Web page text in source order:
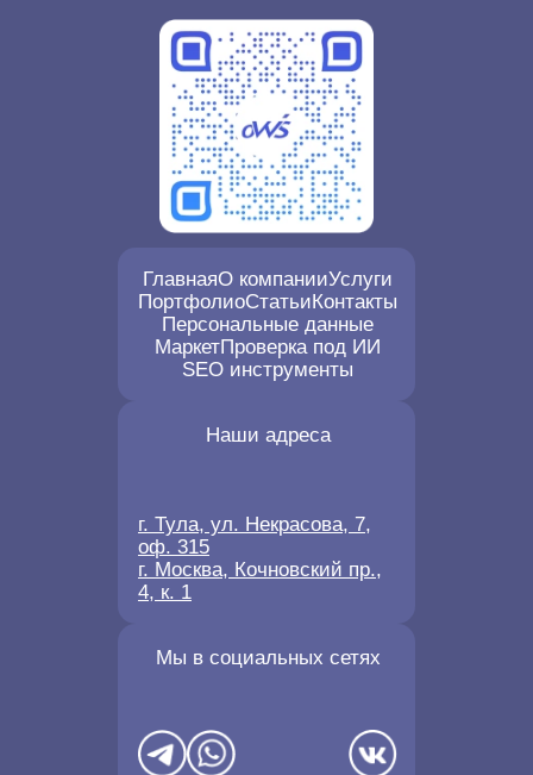
ГлавнаяО компанииУслуги
ПортфолиоСтатьиКонтакты
Персональные данные
МаркетПроверка под ИИ
SEO инструменты
Мы в социальных сетях
Наши адреса
г. Тула, ул. Некрасова, 7,
оф. 315
г. Москва, Кочновский пр.,
4, к. 1